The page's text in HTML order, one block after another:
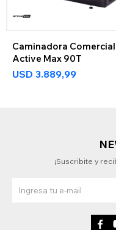
Caminadora Comercial
Active Max 90T
USD 3.889,99
¡Suscribite y
